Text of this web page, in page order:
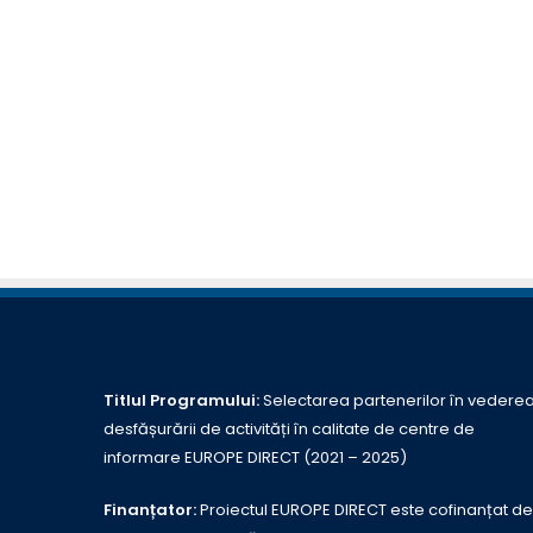
Titlul Programului:Selectarea partenerilor în
desfășurării de activități în calitate de centre de
informare EUROPE DIRECT (2021 – 2025)
Finanțator:Proiectul EUROPE DIRECT este cofinanțat de